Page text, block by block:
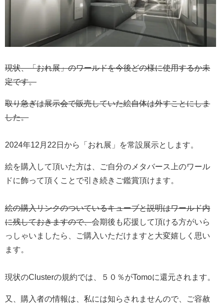
現状、「おれ展」のワールドを今後どの様に使用するか未
定です。
取り急ぎは展示会で販売していた絵自体は外すことにしま
した。
2024年12月22日から「おれ展」を常設展示とします。
絵を購入して頂いた方は、ご自分のメタバース上のワール
ドに飾って頂くことで引き続きご鑑賞頂けます。
絵の購入リンクのついているキューブと説明はワールド内
に残しておきますので、会期後も応援して頂ける方がいら
っしゃいましたら、ご購入いただけますと大変嬉しく思い
ます。
現状のClusterの規約では、５０％がTomoに還元されます。
又、購入者の情報は、私には知らされませんので、ご容赦